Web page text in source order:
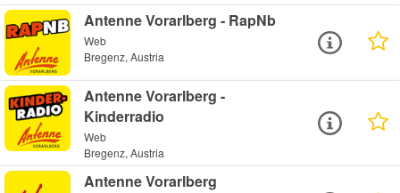
Antenne Vorarlberg - RapNb
Web
Bregenz, Austria
Antenne Vorarlberg -
Kinderradio
Web
Bregenz, Austria
Antenne Vorarlberg